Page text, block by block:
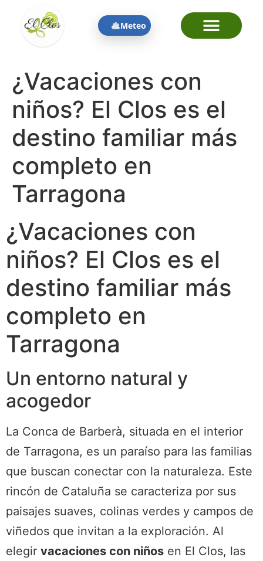
Meteo
¿Vacaciones con
niños? El Clos es el
destino familiar más
completo en
Tarragona
¿Vacaciones con
niños? El Clos es el
destino familiar más
completo en
Tarragona
Un entorno natural y
acogedor
La Conca de Barberà, situada en el interior
de Tarragona, es un paraíso para las familias
que buscan conectar con la naturaleza. Este
rincón de Cataluña se caracteriza por sus
paisajes suaves, colinas verdes y campos de
viñedos que invitan a la exploración. Al
elegir vacaciones con niños en El Clos, las